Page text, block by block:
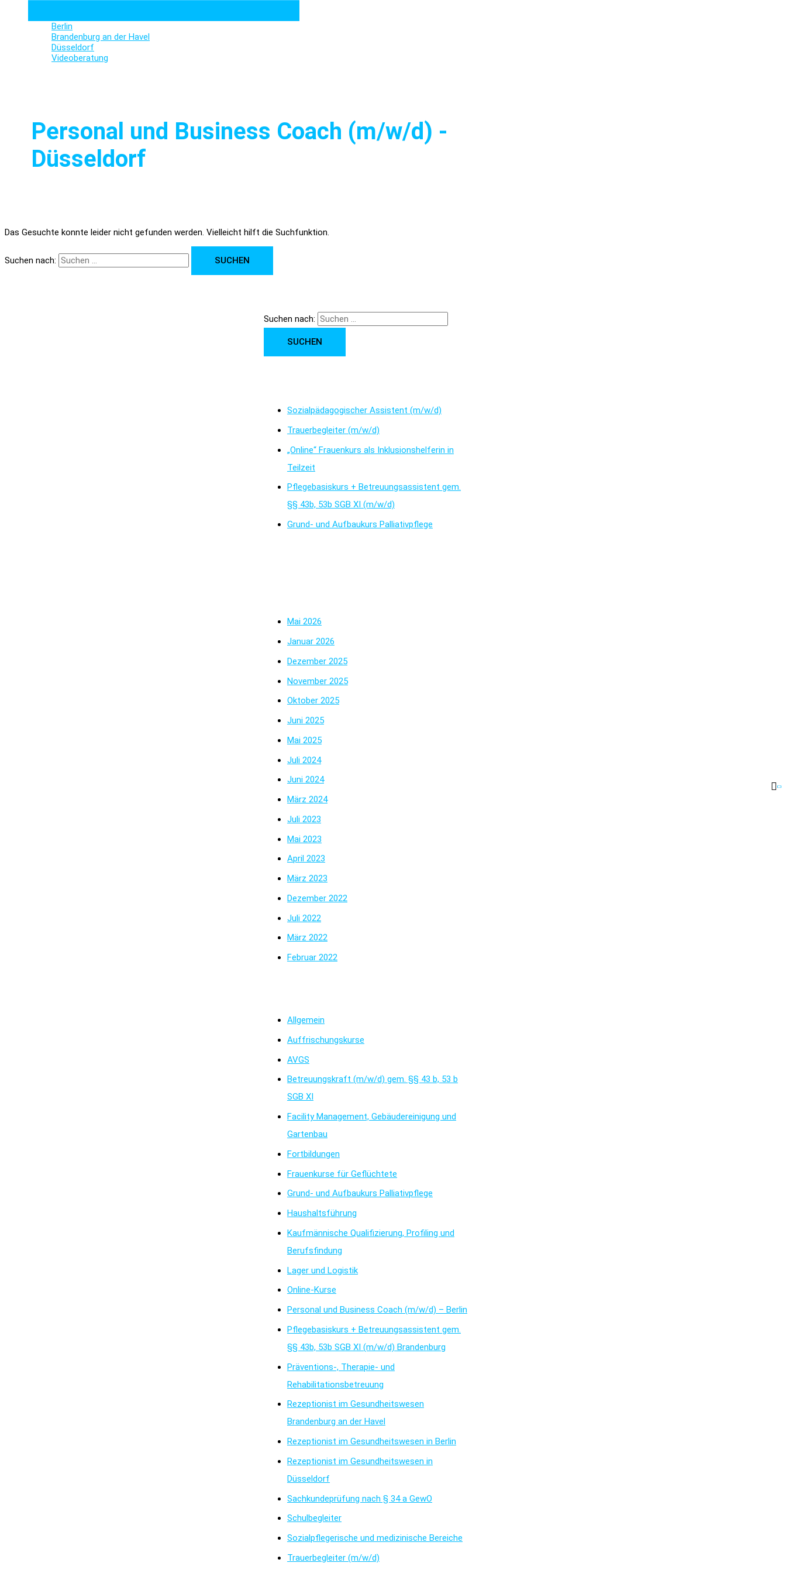
Berlin
Brandenburg an der Havel
Düsseldorf
Videoberatung
Personal und Business Coach (m/w/d) -
Düsseldorf
Das Gesuchte konnte leider nicht gefunden werden. Vielleicht hilft die Suchfunktion.
Suchen nach:
Suchen nach:
Sozialpädagogischer Assistent (m/w/d)
Trauerbegleiter (m/w/d)
„Online“ Frauenkurs als Inklusionshelferin in
Teilzeit
Pflegebasiskurs + Betreuungsassistent gem.
§§ 43b, 53b SGB XI (m/w/d)
Grund- und Aufbaukurs Palliativpflege
Mai 2026
Januar 2026
Dezember 2025
November 2025
Oktober 2025
Juni 2025
Mai 2025
Juli 2024
Juni 2024
März 2024
Juli 2023
Mai 2023
April 2023
März 2023
Dezember 2022
Juli 2022
März 2022
Februar 2022
Allgemein
Auffrischungskurse
AVGS
Betreuungskraft (m/w/d) gem. §§ 43 b, 53 b
SGB XI
Facility Management, Gebäudereinigung und
Gartenbau
Fortbildungen
Frauenkurse für Geflüchtete
Grund- und Aufbaukurs Palliativpflege
Haushaltsführung
Kaufmännische Qualifizierung, Profiling und
Berufsfindung
Lager und Logistik
Online-Kurse
Personal und Business Coach (m/w/d) – Berlin
Pflegebasiskurs + Betreuungsassistent gem.
§§ 43b, 53b SGB XI (m/w/d) Brandenburg
Präventions-, Therapie- und
Rehabilitationsbetreuung
Rezeptionist im Gesundheitswesen
Brandenburg an der Havel
Rezeptionist im Gesundheitswesen in Berlin
Rezeptionist im Gesundheitswesen in
Düsseldorf
Sachkundeprüfung nach § 34 a GewO
Schulbegleiter
Sozialpflegerische und medizinische Bereiche
Trauerbegleiter (m/w/d)